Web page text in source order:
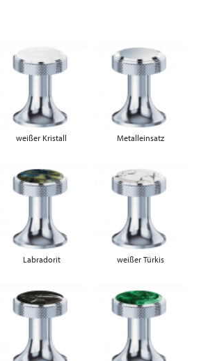
weißer Kristall Metalleinsatz
Labradorit weißer Türkis